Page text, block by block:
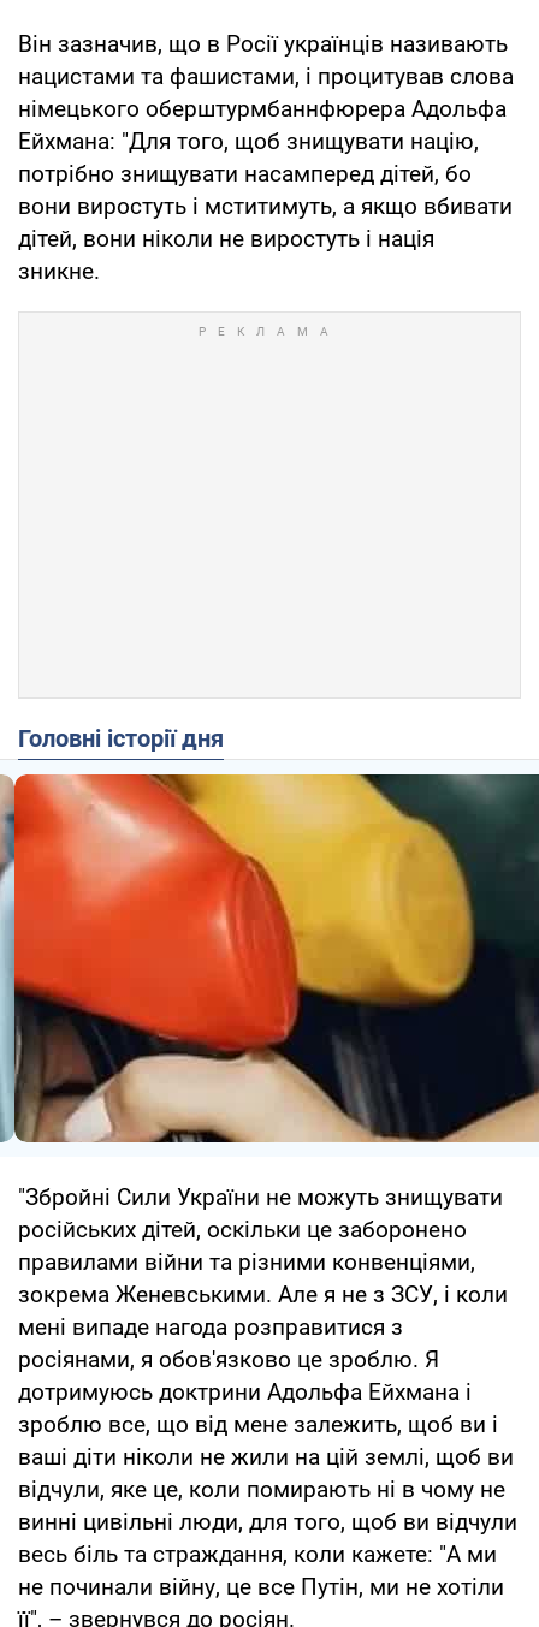
Він зазначив, що в Росії українців називають
нацистами та фашистами, і процитував слова
німецького оберштурмбаннфюрера Адольфа
Ейхмана: "Для того, щоб знищувати націю,
потрібно знищувати насамперед дітей, бо
вони виростуть і мститимуть, а якщо вбивати
дітей, вони ніколи не виростуть і нація
зникне.
Головні історії дня
"Збройні Сили України не можуть знищувати
російських дітей, оскільки це заборонено
правилами війни та різними конвенціями,
зокрема Женевськими. Але я не з ЗСУ, і коли
мені випаде нагода розправитися з
росіянами, я обов'язково це зроблю. Я
дотримуюсь доктрини Адольфа Ейхмана і
зроблю все, що від мене залежить, щоб ви і
ваші діти ніколи не жили на цій землі, щоб ви
відчули, яке це, коли помирають ні в чому не
винні цивільні люди, для того, щоб ви відчули
весь біль та страждання, коли кажете: "А ми
не починали війну, це все Путін, ми не хотіли
її", – звернувся до росіян.